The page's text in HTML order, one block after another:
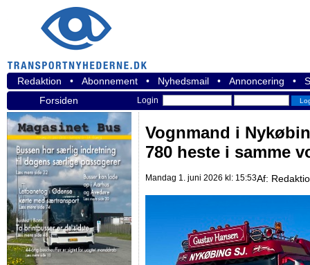
Redaktion • Abonnement • Nyhedsmail • Annoncering •
Forsiden
Login
Vognmand i
780 heste i samme
Mandag 1. juni 2026 kl: 15:53Af: